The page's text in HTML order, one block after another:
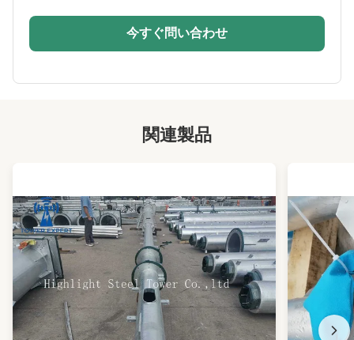
Height: 0-200m
Warranty: 15年
Port: 青島
人工5Gヤシの木タワー
人工ヤシの木セルタワー
今すぐ問い合わせ
関連製品